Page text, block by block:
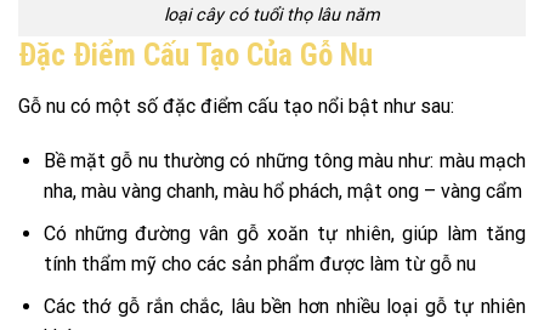
loại cây có tuổi thọ lâu năm
Đặc Điểm Cấu Tạo Của Gỗ Nu
Gỗ nu có một số đặc điểm cấu tạo nổi bật như sau:
Bề mặt gỗ nu thường có những tông màu như: màu mạch
nha, màu vàng chanh, màu hổ phách, mật ong – vàng cẩm
Có những đường vân gỗ xoăn tự nhiên, giúp làm tăng
tính thẩm mỹ cho các sản phẩm được làm từ gỗ nu
Các thớ gỗ rắn chắc, lâu bền hơn nhiều loại gỗ tự nhiên